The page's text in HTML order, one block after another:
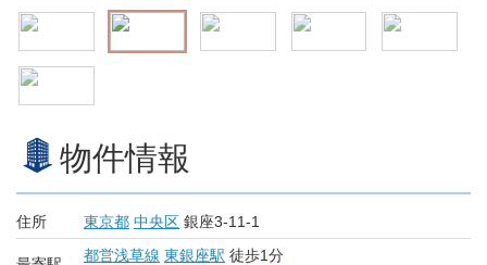
物件情報
住所 東京都 中央区 銀座3-11-1
都営浅草線 東銀座駅 徒歩1分